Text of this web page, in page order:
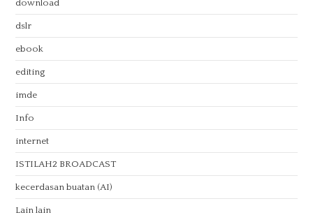
download
dslr
ebook
editing
imde
Info
internet
ISTILAH2 BROADCAST
kecerdasan buatan (AI)
Lain lain